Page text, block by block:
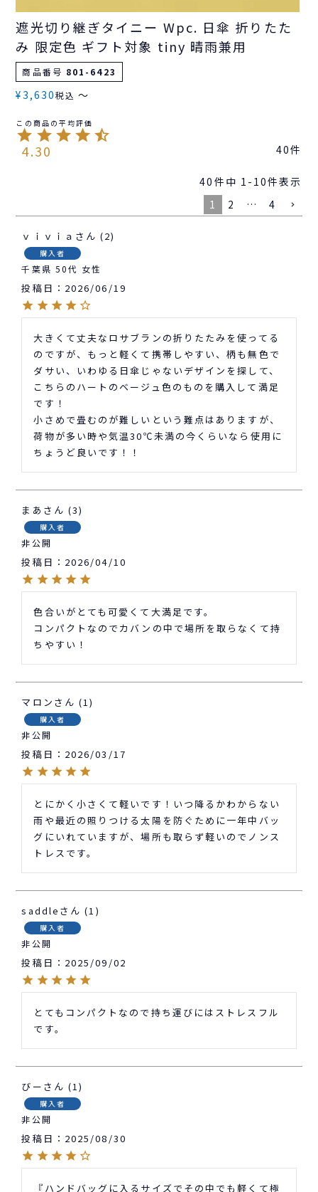
遮光切り継ぎタイニー Wpc. 日傘 折りたた
み 限定色 ギフト対象 tiny 晴雨兼用
商品番号 801-6423
¥3,630税込 〜
4.30 40
40 件中 1 - 10件表示
1
2 … 4
ｖｉｖｉａ 2
購入者
千葉県 50代 女性
投稿日 2026/06/19
大きくて丈夫なロサブランの折りたたみを使ってる
のですが、もっと軽くて携帯しやすい、柄も無色で
ダサい、いわゆる日傘じゃないデザインを探して、
こちらのハートのベージュ色のものを購入して満足
です！
小さめで畳むのが難しいという難点はありますが、
荷物が多い時や気温30℃未満の今くらいなら使用に
ちょうど良いです！！
まあ 3
購入者
非公開
投稿日 2026/04/10
色合いがとても可愛くて大満足です。
コンパクトなのでカバンの中で場所を取らなくて持
ちやすい！
マロン 1
購入者
非公開
投稿日 2026/03/17
とにかく小さくて軽いです！いつ降るかわからない
雨や最近の照りつける太陽を防ぐために一年中バッ
グにいれていますが、場所も取らず軽いのでノンス
トレスです。
saddle 1
購入者
非公開
投稿日 2025/09/02
とてもコンパクトなので持ち運びにはストレスフル
です。
びー 1
購入者
非公開
投稿日 2025/08/30
『ハンドバッグに入るサイズでその中でも軽くて極